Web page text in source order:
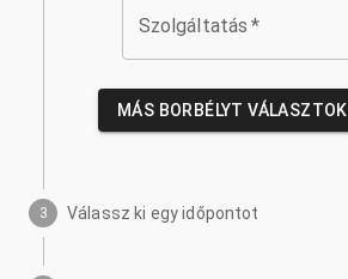
Szolgáltatás *
MÁS BORBÉLYT VÁLASZTOK
3 Válassz ki egy időpontot